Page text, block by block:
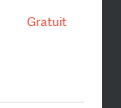
Gratuit